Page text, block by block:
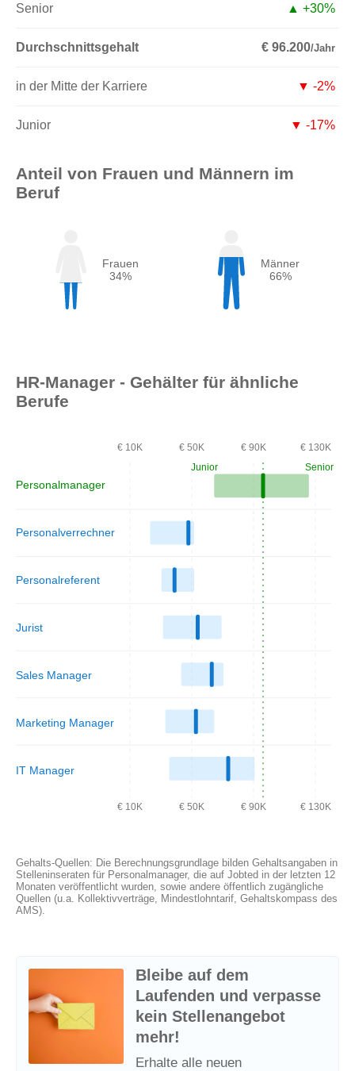
Senior ▲ +30%
Durchschnittsgehalt € 96.200/Jahr
in der Mitte der Karriere ▼ -2%
Junior ▼ -17%
Anteil von Frauen und Männern im
Beruf
Frauen
34%
Männer
66%
HR-Manager - Gehälter für ähnliche
Berufe
Personalmanager
Personalverrechner
Personalreferent
Jurist
Sales Manager
Marketing Manager
IT Manager
€ 10K € 50K € 90K € 130K
€ 10K € 50K € 90K € 130K
Junior Senior
Gehalts-Quellen: Die Berechnungsgrundlage bilden Gehaltsangaben in
Stelleninseraten für Personalmanager, die auf Jobted in der letzten 12
Monaten veröffentlicht wurden, sowie andere öffentlich zugängliche
Quellen (u.a. Kollektivverträge, Mindestlohntarif, Gehaltskompass des
AMS).
Bleibe auf dem
Laufenden und verpasse
kein Stellenangebot
mehr!
Erhalte alle neuen